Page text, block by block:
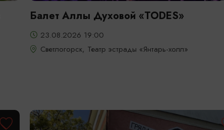
Балет Аллы Духовой «TODES»
23.08.2026 19:00
Светлогорск, Театр эстрады «Янтарь-холл»